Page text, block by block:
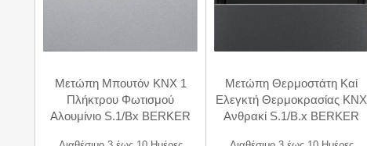
Μετώπη Μπουτόν KNX 1
Πλήκτρου Φωτισμού
Αλουμίνιο S.1/Bx BERKER
Μετώπη Θερμοστάτη Καί
Ελεγκτή Θερμοκρασίας KNX
Ανθρακί S.1/B.x BERKER